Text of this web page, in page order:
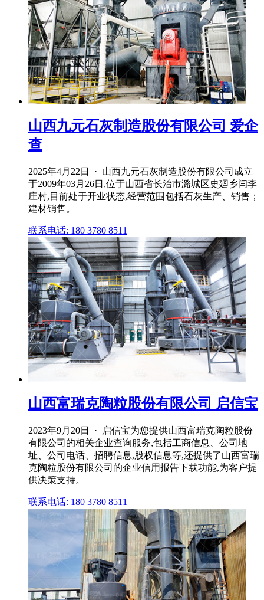
山西九元石灰制造股份有限公司 爱企
查
2025年4月22日 · 山西九元石灰制造股份有限公司成立
于2009年03月26日,位于山西省长治市潞城区史廻乡闫李
庄村,目前处于开业状态,经营范围包括石灰生产、销售；
建材销售。
联系电话: 180 3780 8511
山西富瑞克陶粒股份有限公司 启信宝
2023年9月20日 · 启信宝为您提供山西富瑞克陶粒股份
有限公司的相关企业查询服务,包括工商信息、公司地
址、公司电话、招聘信息,股权信息等,还提供了山西富瑞
克陶粒股份有限公司的企业信用报告下载功能,为客户提
供决策支持。
联系电话: 180 3780 8511